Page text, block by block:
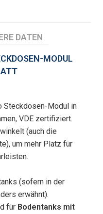
DATEN
MODUL
Steckdosen-Modul in
VDE zertifiziert.
(auch die
um mehr Platz für
(sofern in der
erwähnt).
für Bodentanks mit